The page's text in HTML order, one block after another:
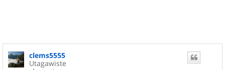
clems5555
Utagawiste